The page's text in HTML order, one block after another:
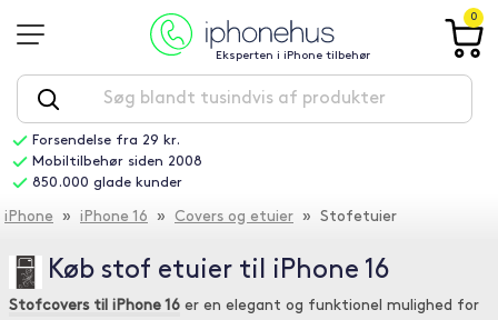
Eksperten i iPhone tilbehør
0
Forsendelse fra 29 kr.
Mobiltilbehør siden 2008
850.000 glade kunder
iPhone » iPhone 16 » Covers og etuier » Stofetuier
Køb stof etuier til iPhone 16
Stofcovers til iPhone 16 er en elegant og funktionel mulighed for